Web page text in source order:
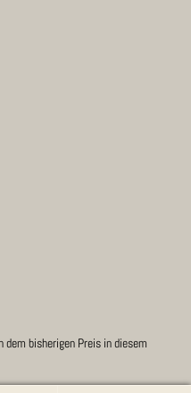
dem bisherigen Preis in diesem